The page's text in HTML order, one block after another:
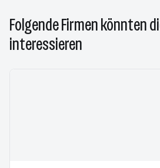
Folgende Firmen könnten
interessieren